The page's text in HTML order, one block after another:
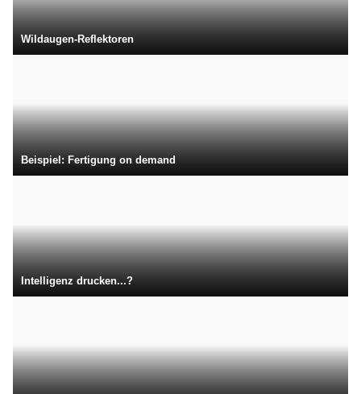
Wildaugen-Reflektoren
Beispiel: Fertigung on demand
Intelligenz drucken...?